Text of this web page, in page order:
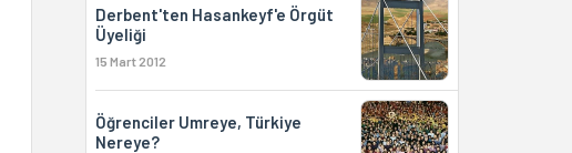
Derbent'ten Hasankeyf'e Örgüt
Üyeliği
15 Mart 2012
Öğrenciler Umreye, Türkiye
Nereye?